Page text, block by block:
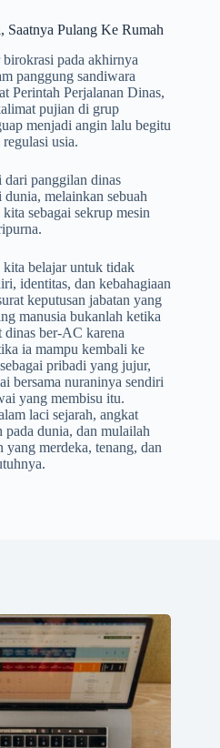
Saatnya Pulang Ke Rumah
pada akhirnya
panggung sandiwara
Perintah Perjalanan Dinas,
pujian di grup
menjadi angin lalu begitu
usia.
dari panggilan dinas
melainkan sebuah
sebagai sekrup mesin
kita belajar untuk tidak
identitas, dan kebahagiaan
keputusan jabatan yang
manusia bukanlah ketika
dinas ber-AC karena
ia mampu kembali ke
pribadi yang jujur,
bersama nuraninya sendiri
yang membisu itu.
laci sejarah, angkat
dunia, dan mulailah
merdeka, tenang, dan